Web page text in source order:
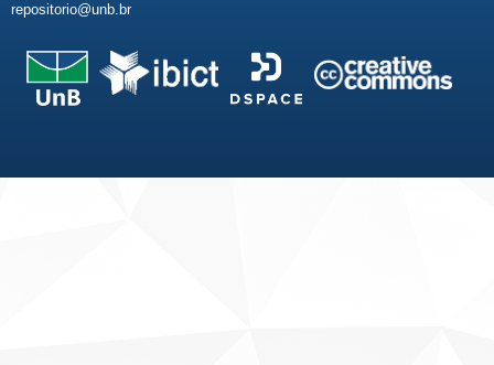
repositorio@unb.br